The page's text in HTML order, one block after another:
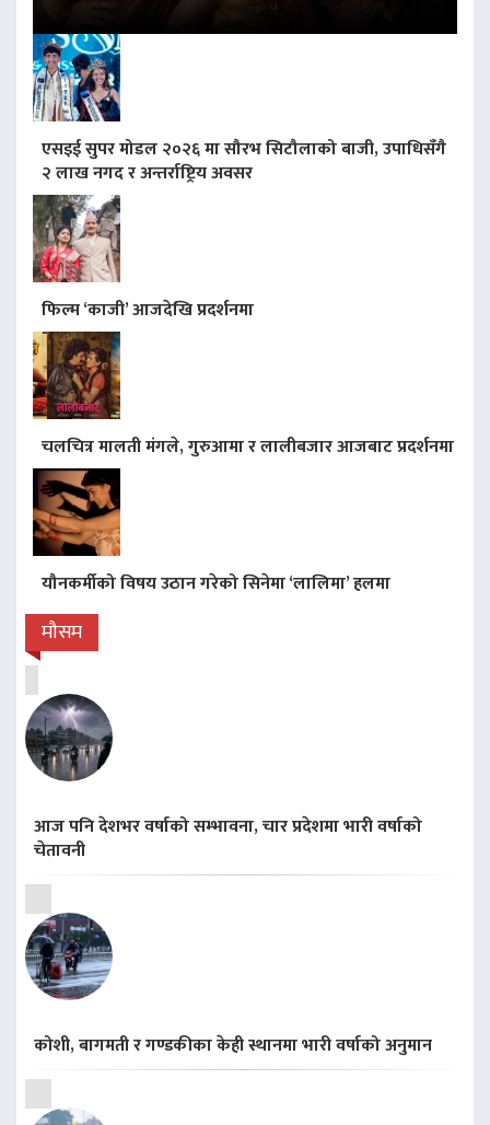
एसइई सुपर मोडल २०२६ मा सौरभ सिटौलाको बाजी, उपाधिसँगै
२ लाख नगद र अन्तर्राष्ट्रिय अवसर
फिल्म ‘काजी’ आजदेखि प्रदर्शनमा
चलचित्र मालती मंगले, गुरुआमा र लालीबजार आजबाट प्रदर्शनमा
यौनकर्मीको विषय उठान गरेको सिनेमा ‘लालिमा’ हलमा
मौसम
आज पनि देशभर वर्षाको सम्भावना, चार प्रदेशमा भारी वर्षाको
चेतावनी
कोशी, बागमती र गण्डकीका केही स्थानमा भारी वर्षाको अनुमान